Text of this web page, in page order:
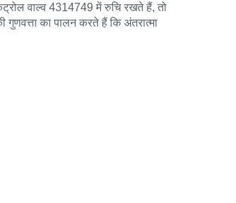
वाल्व 4314749 में रुचि रखते हैं, तो
का पालन करते हैं कि अंतरात्मा